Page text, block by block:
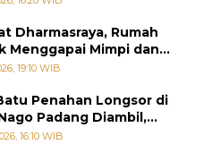
Dharmasraya, Rumah
Menggapai Mimpi dan
Kemiskinan
19:10 WIB
Penahan Longsor di
Padang Diambil,
Bencana Terulang
16:10 WIB